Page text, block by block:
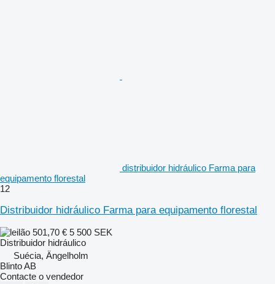
distribuidor hidráulico Farma para
equipamento florestal
12
Distribuidor hidráulico Farma para equipamento florestal
501,70 € 5 500 SEK
Distribuidor hidráulico
Suécia, Ängelholm
Blinto AB
Contacte o vendedor